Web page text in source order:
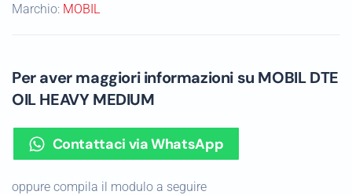
Marchio: MOBIL
Per aver maggiori informazioni su MOBIL DTE
OIL HEAVY MEDIUM
Contattaci via WhatsApp
oppure compila il modulo a seguire